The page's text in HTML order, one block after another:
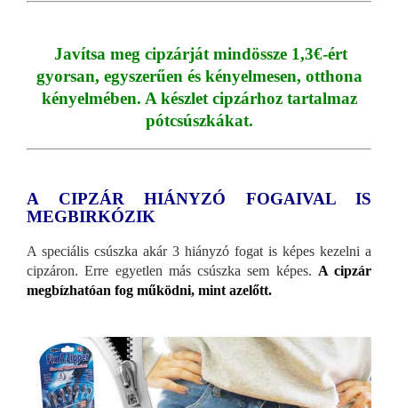
Javítsa meg cipzárját mindössze 1,3€-ért
gyorsan, egyszerűen és kényelmesen, otthona
kényelmében. A készlet cipzárhoz tartalmaz
pótcsúszkákat.
A CIPZÁR HIÁNYZÓ FOGAIVAL IS
MEGBIRKÓZIK
A speciális csúszka akár 3 hiányzó fogat is képes kezelni a
cipzáron. Erre egyetlen más csúszka sem képes. A cipzár
megbízhatóan fog működni, mint azelőtt.